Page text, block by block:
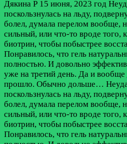
Дякина Р 15 июня, 2023 год
поскользнулась на льду,
болел, думала перелом вообще,
сильный, или что-то вроде того,
биотрин, чтобы побыстрее
Понравилось, что гель
полностью. И довольно
уже на третий день. Да и вообще
прошло. Обычно дольше…
поскользнулась на льду,
болел, думала перелом вообще,
сильный, или что-то вроде того,
биотрин, чтобы побыстрее
Понравилось, что гель